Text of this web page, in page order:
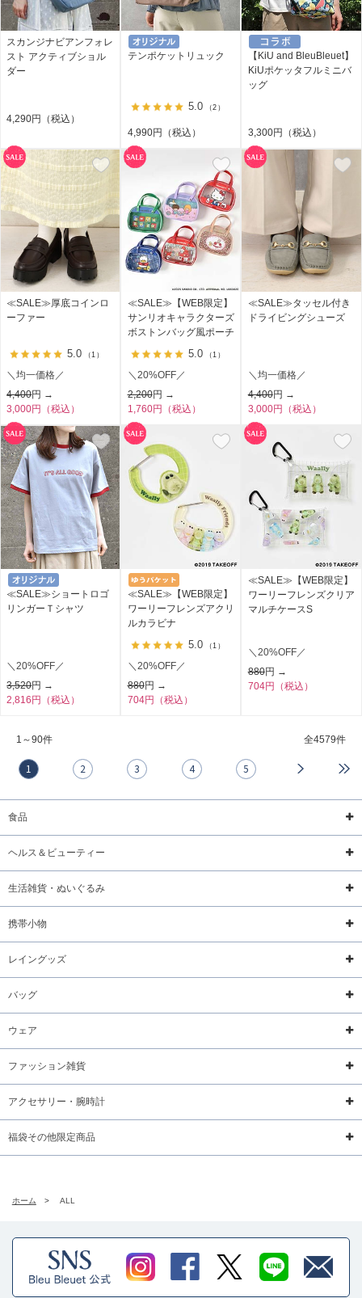
スカンジナビアンフォレ
スト アクティブショル
ダー
4,290円（税込）
テンポケットリュック
5.0 （2）
4,990円（税込）
【KiU and BleuBleuet】
KiUポケッタフルミニバ
ッグ
3,300円（税込）
≪SALE≫厚底コインロ
ーファー
5.0 （1）
＼均一価格／
4,400円 →
3,000円（税込）
≪SALE≫【WEB限定】
サンリオキャラクターズ
ボストンバッグ風ポーチ
5.0 （1）
＼20%OFF／
2,200円 →
1,760円（税込）
≪SALE≫タッセル付き
ドライビングシューズ
＼均一価格／
4,400円 →
3,000円（税込）
≪SALE≫ショートロゴ
リンガーＴシャツ
＼20%OFF／
3,520円 →
2,816円（税込）
≪SALE≫【WEB限定】
ワーリーフレンズアクリ
ルカラビナ
5.0 （1）
＼20%OFF／
880円 →
704円（税込）
≪SALE≫【WEB限定】
ワーリーフレンズクリア
マルチケースS
＼20%OFF／
880円 →
704円（税込）
1～90件 全4579件
1 2 3 4 5
食品
ヘルス＆ビューティー
生活雑貨・ぬいぐるみ
携帯小物
レイングッズ
バッグ
ウェア
ファッション雑貨
アクセサリー・腕時計
福袋その他限定商品
ホーム > ALL